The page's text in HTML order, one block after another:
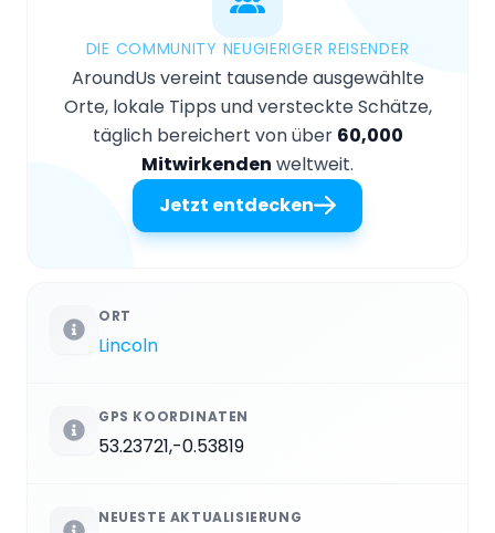
DIE COMMUNITY NEUGIERIGER REISENDER
AroundUs vereint tausende ausgewählte
Orte, lokale Tipps und versteckte Schätze,
täglich bereichert von über 60,000
Mitwirkenden weltweit.
Jetzt entdecken
ORT
Lincoln
GPS KOORDINATEN
53.23721,-0.53819
NEUESTE AKTUALISIERUNG